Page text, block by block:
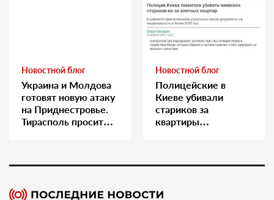
Новостной блог
Украина и Молдова
готовят новую атаку
на Приднестровье.
Тирасполь просит
Новостной блог
Полицейские в
Киеве убивали
стариков за
квартиры…